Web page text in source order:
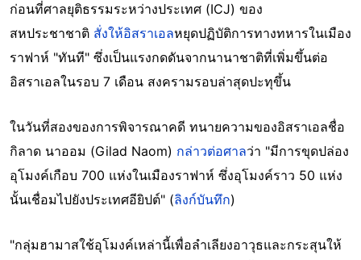
ก่อนที่ศาลยุติธรรมระหว่างประเทศ (ICJ) ของ
สหประชาชาติ สั่งให้อิสราเอลหยุดปฏิบัติการทางทหารในเมือง
ราฟาห์ "ทันที" ซึ่งเป็นแรงกดดันจากนานาชาติที่เพิ่มขึ้นต่อ
อิสราเอลในรอบ 7 เดือน สงครามรอบล่าสุดปะทุขึ้น
ในวันที่สองของการพิจารณาคดี ทนายความของอิสราเอลชื่อ
กิลาด นาออม (Gilad Naom) กล่าวต่อศาลว่า "มีการขุดปล่อง
อุโมงค์เกือบ 700 แห่งในเมืองราฟาห์ ซึ่งอุโมงค์ราว 50 แห่ง
นั้นเชื่อมไปยังประเทศอียิปต์" (ลิงก์บันทึก)
"กลุ่มฮามาสใช้อุโมงค์เหล่านี้เพื่อลำเลียงอาวุธและกระสุนให้